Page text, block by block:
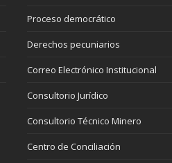
Proceso democrático
Derechos pecuniarios
Correo Electrónico Institucional
Consultorio Jurídico
Consultorio Técnico Minero
Centro de Conciliación